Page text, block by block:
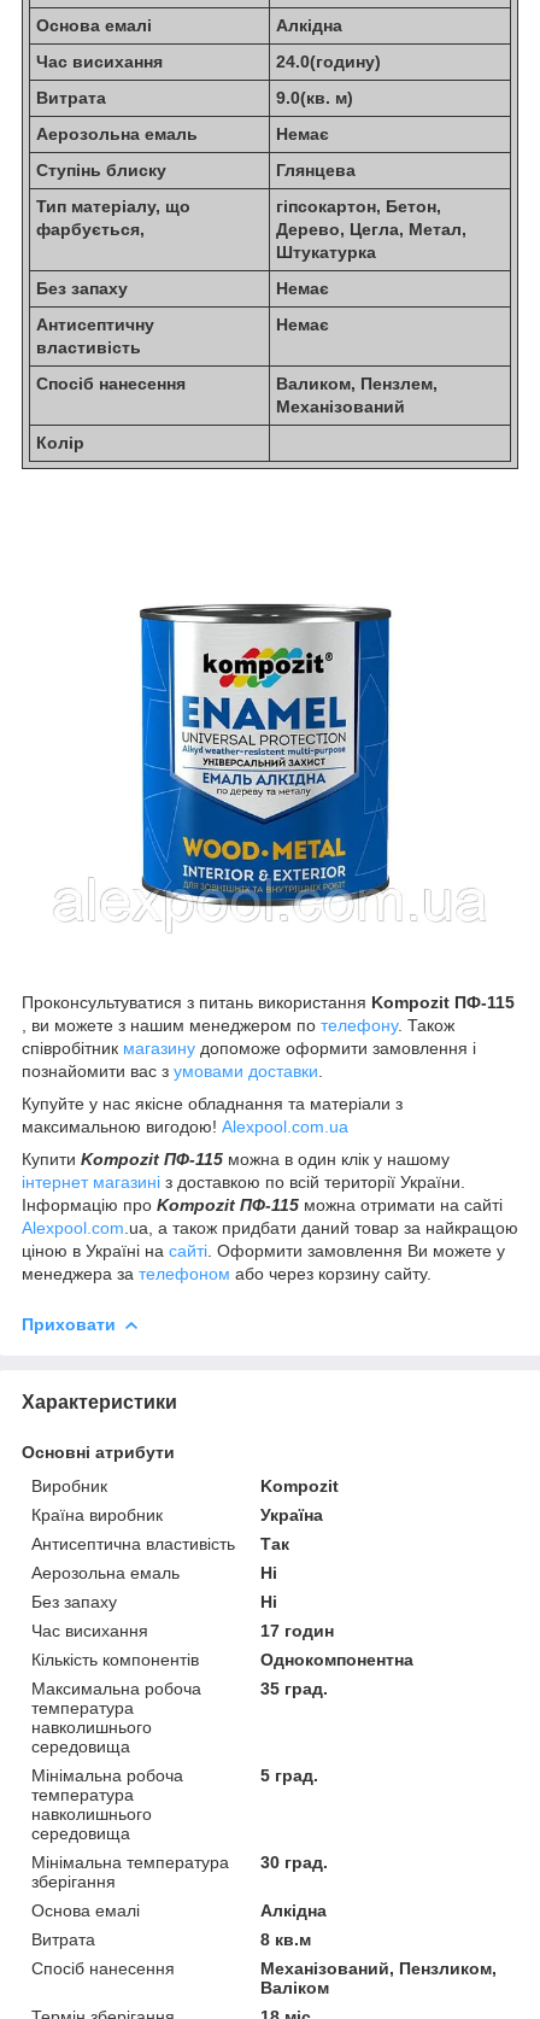
Основа емалі
Алкідна
Час висихання
24.0(годину)
Витрата
9.0(кв. м)
Аерозольна емаль
Немає
Ступінь блиску
Глянцева
Тип матеріалу, що
фарбується,
гіпсокартон, Бетон,
Дерево, Цегла, Метал,
Штукатурка
Без запаху
Немає
Антисептичну
властивість
Немає
Спосіб нанесення
Валиком, Пензлем,
Механізований
Колір
Проконсультуватися з питань використання Kompozit ПФ-115
, ви можете з нашим менеджером по телефону. Також
співробітник магазину допоможе оформити замовлення і
познайомити вас з умовами доставки
Купуйте у нас якісне обладнання та матеріали з
максимальною вигодою! Alexpool.com.ua
Купити Kompozit ПФ-115 можна в один клік у нашому
інтернет магазині з доставкою по всій території України.
Інформацію про Kompozit ПФ-115 можна отримати на сайті
Alexpool.com .ua, а також придбати даний товар за найкращою
ціною в Україні на сайті . Оформити замовлення Ви можете у
менеджера за телефоном або через корзину сайту.
Приховати
Характеристики
Основні атрибути
Виробник
Kompozit
Країна виробник
Україна
Антисептична властивість
Так
Аерозольна емаль
Ні
Без запаху
Ні
Час висихання
17 годин
Кількість компонентів
Однокомпонентна
Максимальна робоча
температура
навколишнього
середовища
35 град.
Мінімальна робоча
температура
навколишнього
середовища
5 град.
Мінімальна температура
зберігання
30 град.
Основа емалі
Алкідна
Витрата
8 кв.м
Спосіб нанесення
Механізований, Пензликом,
Валіком